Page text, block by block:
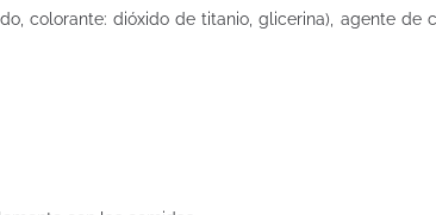
colorante: dióxido de titanio, glicerina), agente